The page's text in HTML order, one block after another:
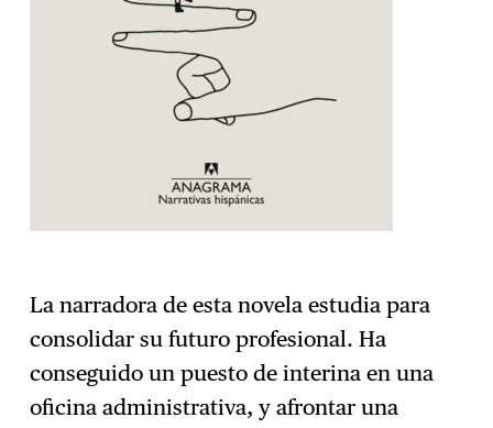
La narradora de esta novela estudia para
consolidar su futuro profesional. Ha
conseguido un puesto de interina en una
oficina administrativa, y afrontar una